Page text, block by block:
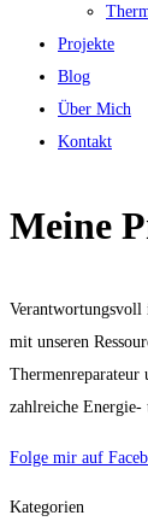
Projekte
Blog
Über Mich
Kontakt
Meine
mit unseren
Thermenreparateur
zahlreiche Energie-
Folge mir auf
Kategorien